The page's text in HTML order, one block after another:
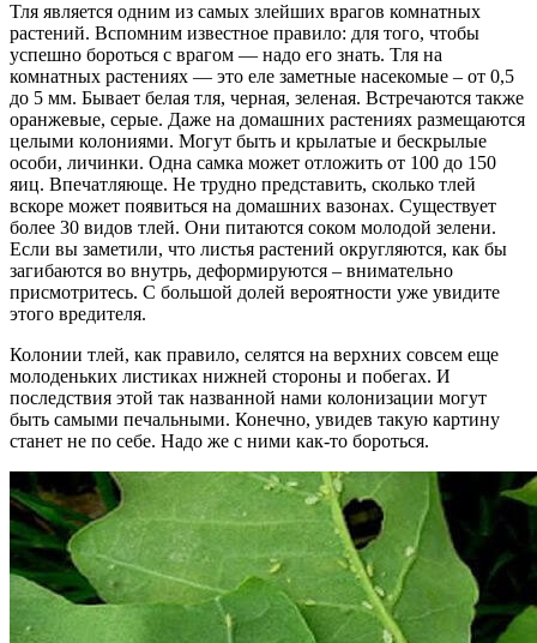
Тля является одним из самых злейших врагов комнатных
растений. Вспомним известное правило: для того, чтобы
успешно бороться с врагом — надо его знать. Тля на
комнатных растениях — это еле заметные насекомые – от 0,5
до 5 мм. Бывает белая тля, черная, зеленая. Встречаются также
оранжевые, серые. Даже на домашних растениях размещаются
целыми колониями. Могут быть и крылатые и бескрылые
особи, личинки. Одна самка может отложить от 100 до 150
яиц. Впечатляюще. Не трудно представить, сколько тлей
вскоре может появиться на домашних вазонах. Существует
более 30 видов тлей. Они питаются соком молодой зелени.
Если вы заметили, что листья растений округляются, как бы
загибаются во внутрь, деформируются – внимательно
присмотритесь. С большой долей вероятности уже увидите
этого вредителя.
Колонии тлей, как правило, селятся на верхних совсем еще
молоденьких листиках нижней стороны и побегах. И
последствия этой так названной нами колонизации могут
быть самыми печальными. Конечно, увидев такую картину
станет не по себе. Надо же с ними как-то бороться.